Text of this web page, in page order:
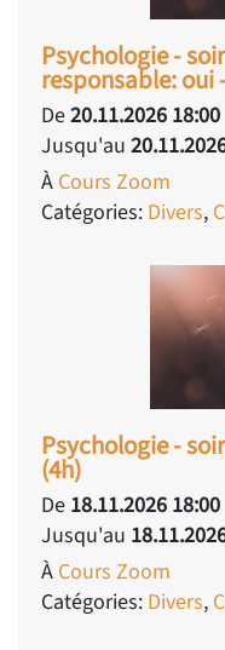
Psychologie -
responsable: oui
De20.11.2026 18:00
Jusqu'au
À Cours Zoom
Catégories: Divers,
Psychologie -
(4h)
De 18.11.2026 18:00
Jusqu'au
À Cours Zoom
Catégories: Divers,